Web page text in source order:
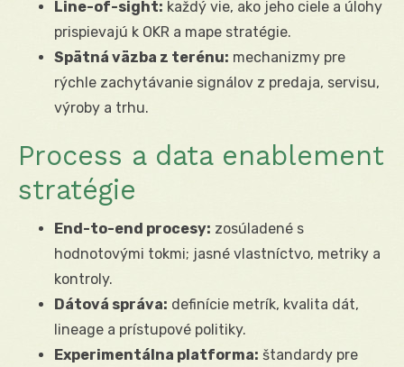
Line-of-sight: každý vie, ako jeho ciele a úlohy
prispievajú k OKR a mape stratégie.
Spätná väzba z terénu: mechanizmy pre
rýchle zachytávanie signálov z predaja, servisu,
výroby a trhu.
Process a data enablement
stratégie
End-to-end procesy: zosúladené s
hodnotovými tokmi; jasné vlastníctvo, metriky a
kontroly.
Dátová správa: definície metrík, kvalita dát,
lineage a prístupové politiky.
Experimentálna platforma: štandardy pre